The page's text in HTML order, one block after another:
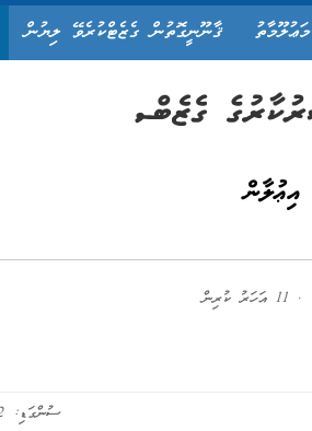
މަޢުލޫމާތު ޤާނޫނީގޮތުން ގެޒެޓްކުރެވޭ ލިޔުން
. 11 އަހަރު ކުރިން
ސުންގަޑި: 22 ފެބުރުވަރީ 2015 15:00